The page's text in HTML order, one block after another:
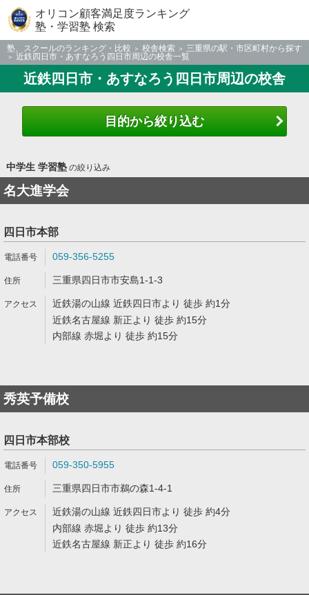
オリコン顧客満足度ランキング
塾・学習塾 検索
塾、スクールのランキング・比較 校舎検索
三重県の駅・市区町村から探す
近鉄四日市・あすなろう四日市周辺の校舎一覧
近鉄四日市・あすなろう四日市周辺の校舎
目的から絞り込む
中学生 学習塾の絞り込み
名大進学会
四日市本部
059-356-5255
三重県四日市市安島1-1-3
近鉄湯の山線 近鉄四日市より 徒歩 約1分
近鉄名古屋線 新正より 徒歩 約15分
内部線 赤堀より 徒歩 約15分
秀英予備校
四日市本部校
059-350-5955
三重県四日市市鵜の森1-4-1
近鉄湯の山線 近鉄四日市より 徒歩 約4分
内部線 赤堀より 徒歩 約13分
近鉄名古屋線 新正より 徒歩 約16分